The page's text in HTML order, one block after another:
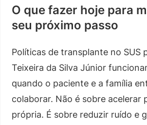
O que fazer hoje para
seu próximo passo
Políticas de transplante no SUS
Teixeira da Silva Júnior
quando o paciente e a família
colaborar. Não é sobre acelerar
própria. É sobre reduzir ruído e